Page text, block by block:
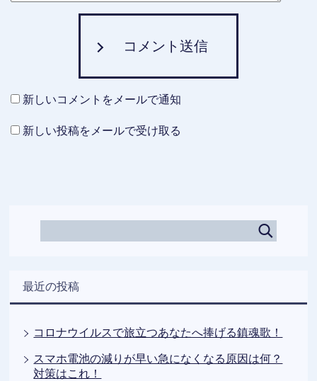
コメント送信
新しいコメントをメールで通知
新しい投稿をメールで受け取る
最近の投稿
コロナウイルスで旅立つあなたへ捧げる鎮魂歌！
スマホ電池の減りが早い急になくなる原因は何？
対策はこれ！